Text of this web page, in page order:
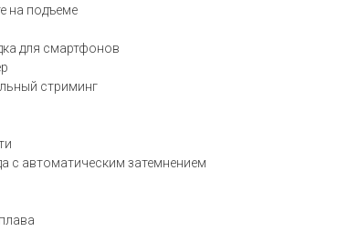
на подъеме
для смартфонов
стриминг
с автоматическим затемнением